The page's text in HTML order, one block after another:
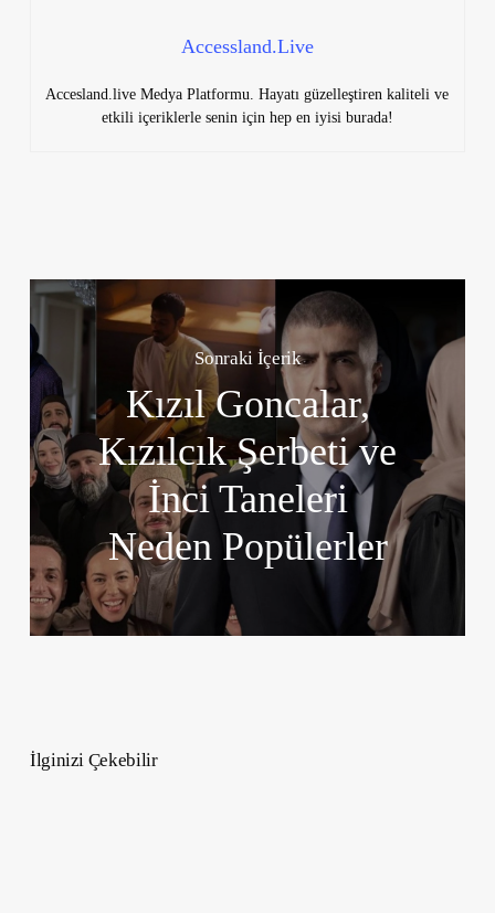
Accessland.Live
Accesland.live Medya Platformu. Hayatı güzelleştiren kaliteli ve
etkili içeriklerle senin için hep en iyisi burada!
Sonraki İçerik
Kızıl Goncalar,
Kızılcık Şerbeti ve
İnci Taneleri
Neden Popülerler
İlginizi Çekebilir